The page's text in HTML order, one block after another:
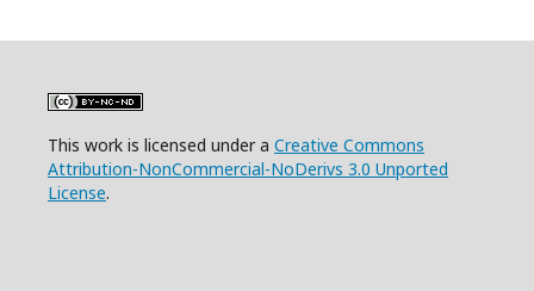
This work is licensed under a Creative Commons
Attribution-NonCommercial-NoDerivs 3.0 Unported
License.